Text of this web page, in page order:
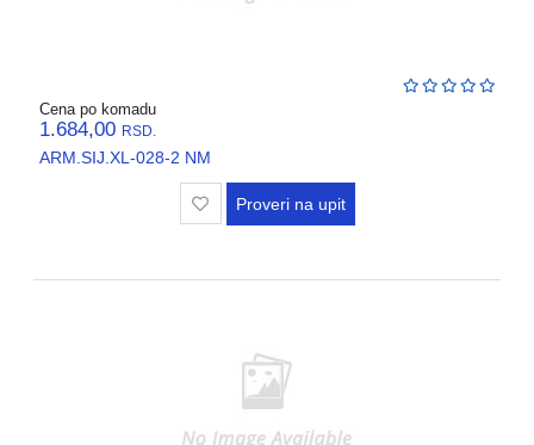
Cena po komadu
1.684,00 RSD.
ARM.SIJ.XL-028-2 NM
Proveri na upit